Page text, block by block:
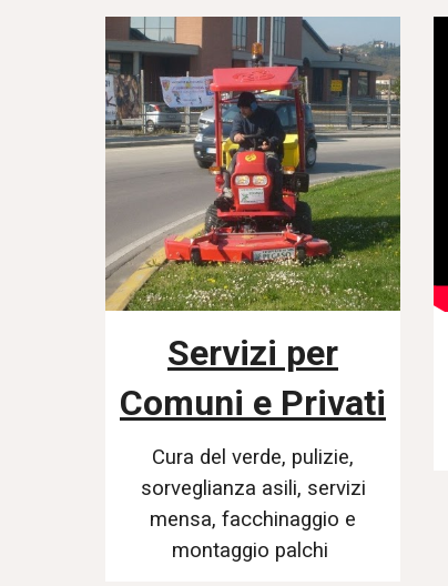
Servizi per
Comuni e Privati
Cura del verde, pulizie,
sorveglianza asili, servizi
mensa, facchinaggio e
montaggio palchi